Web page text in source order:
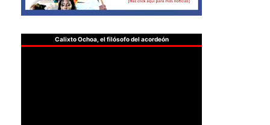
Calixto Ochoa, el filósofo del acordeón